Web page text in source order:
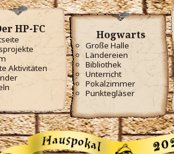
HP-FC
Aktivitäten
Hogwarts
Große Halle
Ländereien
Bibliothek
Unterricht
Pokalzimmer
Punktegläser